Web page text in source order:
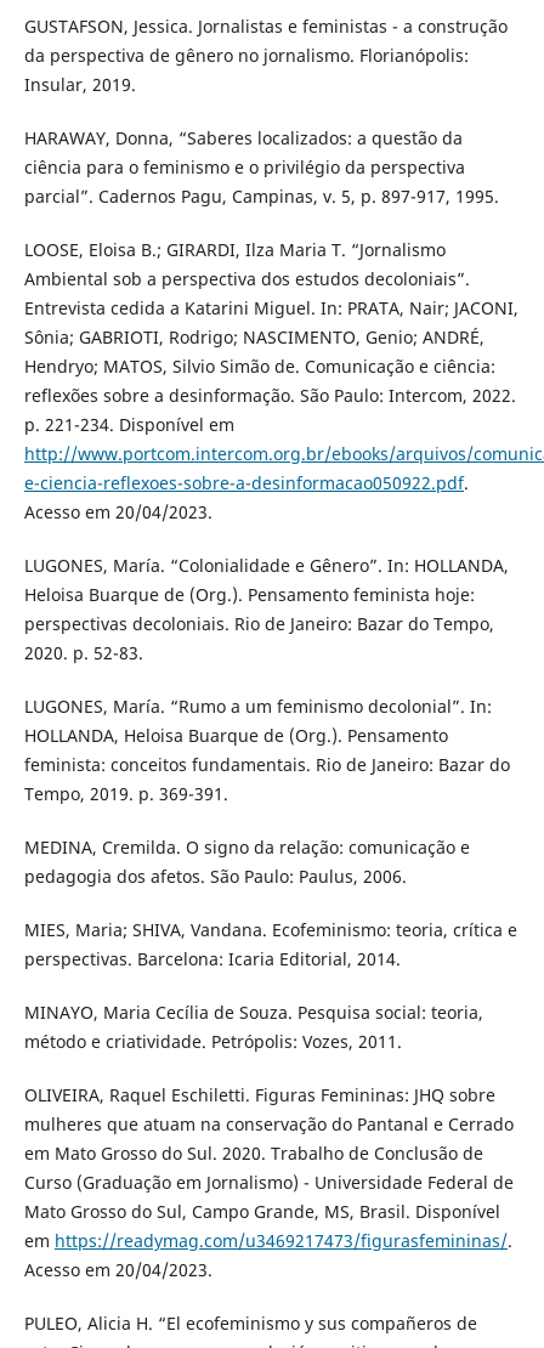
GUSTAFSON, Jessica. Jornalistas e feministas - a construção
da perspectiva de gênero no jornalismo. Florianópolis:
Insular, 2019.
HARAWAY, Donna, “Saberes localizados: a questão da
ciência para o feminismo e o privilégio da perspectiva
parcial”. Cadernos Pagu, Campinas, v. 5, p. 897-917, 1995.
LOOSE, Eloisa B.; GIRARDI, Ilza Maria T. “Jornalismo
Ambiental sob a perspectiva dos estudos decoloniais”.
Entrevista cedida a Katarini Miguel. In: PRATA, Nair; JACONI,
Sônia; GABRIOTI, Rodrigo; NASCIMENTO, Genio; ANDRÉ,
Hendryo; MATOS, Silvio Simão de. Comunicação e ciência:
reflexões sobre a desinformação. São Paulo: Intercom, 2022.
p. 221-234. Disponível em
http://www.portcom.intercom.org.br/ebooks/arquivos/
e-ciencia-reflexoes-sobre-a-desinformacao050922.pdf.
Acesso em 20/04/2023.
LUGONES, María. “Colonialidade e Gênero”. In: HOLLANDA,
Heloisa Buarque de (Org.). Pensamento feminista hoje:
perspectivas decoloniais. Rio de Janeiro: Bazar do Tempo,
2020. p. 52-83.
LUGONES, María. “Rumo a um feminismo decolonial”. In:
HOLLANDA, Heloisa Buarque de (Org.). Pensamento
feminista: conceitos fundamentais. Rio de Janeiro: Bazar do
Tempo, 2019. p. 369-391.
MEDINA, Cremilda. O signo da relação: comunicação e
pedagogia dos afetos. São Paulo: Paulus, 2006.
MIES, Maria; SHIVA, Vandana. Ecofeminismo: teoria, crítica e
perspectivas. Barcelona: Icaria Editorial, 2014.
MINAYO, Maria Cecília de Souza. Pesquisa social: teoria,
método e criatividade. Petrópolis: Vozes, 2011.
OLIVEIRA, Raquel Eschiletti. Figuras Femininas: JHQ sobre
mulheres que atuam na conservação do Pantanal e Cerrado
em Mato Grosso do Sul. 2020. Trabalho de Conclusão de
Curso (Graduação em Jornalismo) - Universidade Federal de
Mato Grosso do Sul, Campo Grande, MS, Brasil. Disponível
em https://readymag.com/u3469217473/figurasfemininas/.
Acesso em 20/04/2023.
PULEO, Alicia H. “El ecofeminismo y sus compañeros de